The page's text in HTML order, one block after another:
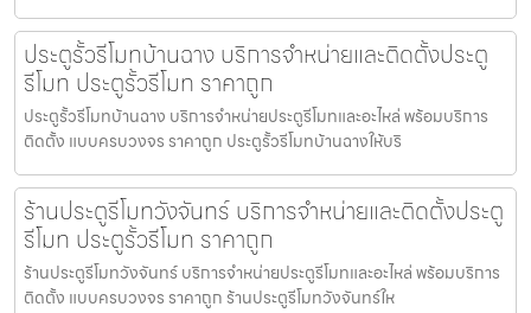
ประตูรั้วรีโมทบ้านฉาง บริการจำหน่ายและติดตั้งประตู
รีโมท ประตูรั้วรีโมท ราคาถูก
ประตูรั้วรีโมทบ้านฉาง บริการจำหน่ายประตูรีโมทและอะไหล่ พร้อมบริการ
ติดตั้ง แบบครบวงจร ราคาถูก ประตูรั้วรีโมทบ้านฉางให้บริ
ร้านประตูรีโมทวังจันทร์ บริการจำหน่ายและติดตั้งประตู
รีโมท ประตูรั้วรีโมท ราคาถูก
ร้านประตูรีโมทวังจันทร์ บริการจำหน่ายประตูรีโมทและอะไหล่ พร้อมบริการ
ติดตั้ง แบบครบวงจร ราคาถูก ร้านประตูรีโมทวังจันทร์ให